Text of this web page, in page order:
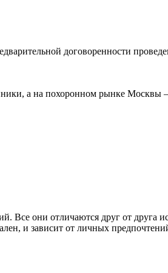
договоренности
а на похоронном рынке Москвы
Все они отличаются друг от друга
и зависит от личных